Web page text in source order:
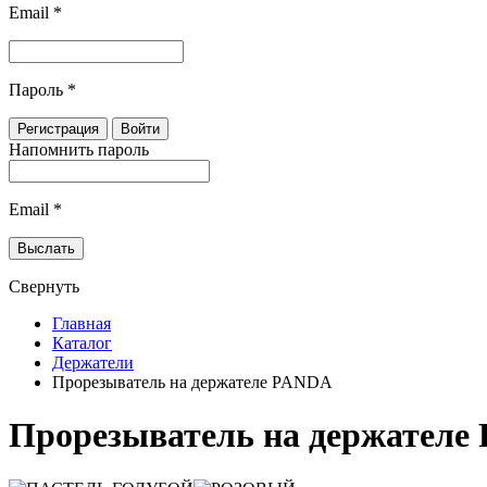
Email *
Пароль *
Напомнить пароль
Email *
Свернуть
Главная
Каталог
Держатели
Прорезыватель на держателе PANDA
Прорезыватель на держателе